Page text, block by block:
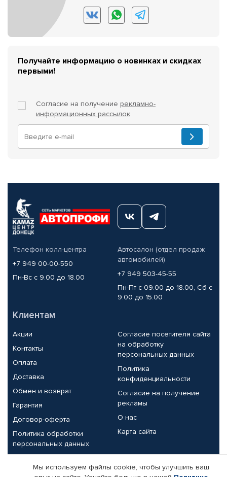
Получайте информацию о новинках и скидках
первыми!
Согласие на получение рекламно-
информационных рассылок
Телефон колл-центра
+7 949 00-00-550
Пн-Вс с 9.00 до 18.00
Автосалон (отдел продаж
автомобилей)
+7 949 503-45-55
Пн-Пт с 09.00 до 18.00, Сб с
9.00 до 15.00
Клиентам
Акции
Контакты
Оплата
Доставка
Обмен и возврат
Гарантия
Договор-оферта
Политика обработки
персональных данных
Согласие посетителя сайта
на обработку
персональных данных
Политика
конфиденциальности
Согласие на получение
рекламы
О нас
Карта сайта
Партнерам
Мы используем файлы cookie, чтобы улучшить ваш